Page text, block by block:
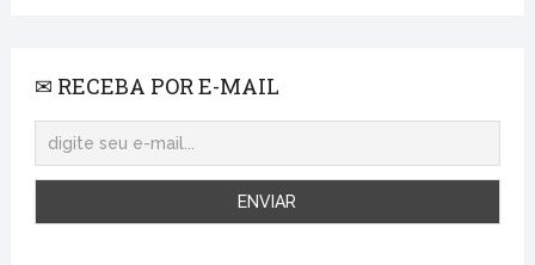
✉ RECEBA POR E-MAIL